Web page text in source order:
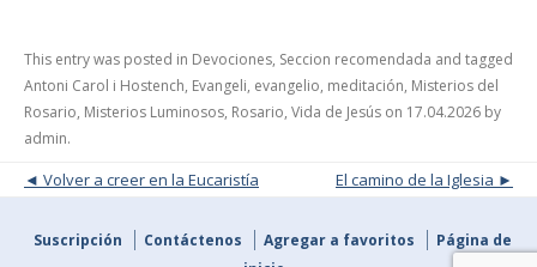
This entry was posted in Devociones, Seccion recomendada and tagged
Antoni Carol i Hostench, Evangeli, evangelio, meditación, Misterios del
Rosario, Misterios Luminosos, Rosario, Vida de Jesús on 17.04.2026 by
admin.
Post navigation El camino de la Iglesia
Volver a creer en la Eucaristía
Suscripción Contáctenos Agregar a favoritos
Página de